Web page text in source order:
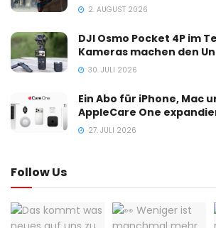
2. AUGUST 2026
DJI Osmo Pocket 4P im
Kameras machen den
30. JULI 2026
Ein Abo für iPhone, Mac
AppleCare One
27. JULI 2026
Follow Us